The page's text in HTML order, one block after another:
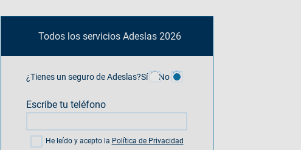
Todos los servicios Adeslas 2026
¿Tienes un seguro de Adeslas?Sí No
Escribe tu teléfono
He leído y acepto la Política de Privacidad